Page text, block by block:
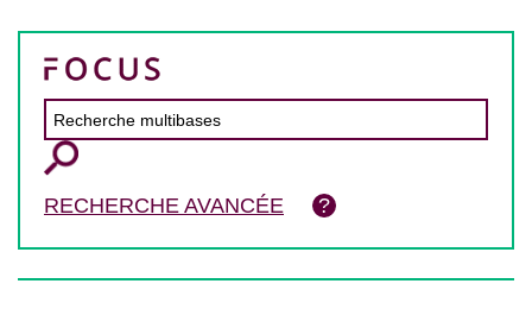
RECHERCHE AVANCÉE